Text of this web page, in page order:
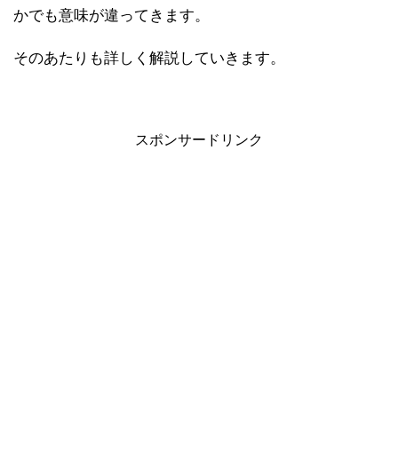
かでも意味が違ってきます。
そのあたりも詳しく解説していきます。
スポンサードリンク